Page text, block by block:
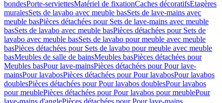
bondesPorte-serviettesMatériel de fixationCaches décoratifsEtagères
muralesSets de lavabo avec meuble basSets de lave-mains avec
meuble basPièces détachées pour Sets de lave-mains avec meuble
basSets de lavabo avec meuble basPièces détachées pour Sets de
lavabo avec meuble basSets de lavabo pour meuble avec meuble
basPièces détachées pour Sets de lavabo pour meuble avec meuble
basMeubles de salle de bainsMeubles basPièces détachées pour
Meubles basPour lave-mainsPièces détachées pour Pour lave-
mainsPour lavabosPièces détachées pour Pour lavabosPour lavabos
doublesPièces détachées pour Pour lavabos doublesPour lavabos
pour meublePièces détachées pour Pour lavabos pour meublePour
lave-mains d'anglePièces détachées pour Pour lave-mains